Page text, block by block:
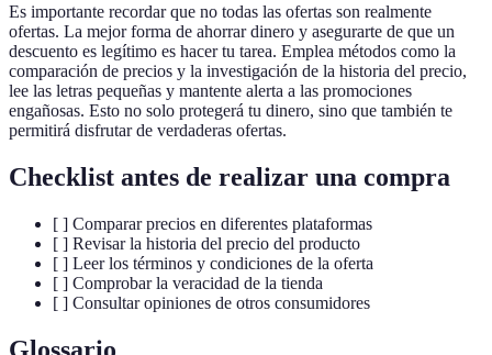
Es importante recordar que no todas las ofertas son realmente
ofertas. La mejor forma de ahorrar dinero y asegurarte de que un
descuento es legítimo es hacer tu tarea. Emplea métodos como la
comparación de precios y la investigación de la historia del precio,
lee las letras pequeñas y mantente alerta a las promociones
engañosas. Esto no solo protegerá tu dinero, sino que también te
permitirá disfrutar de verdaderas ofertas.
Checklist antes de realizar una compra
[ ] Comparar precios en diferentes plataformas
[ ] Revisar la historia del precio del producto
[ ] Leer los términos y condiciones de la oferta
[ ] Comprobar la veracidad de la tienda
[ ] Consultar opiniones de otros consumidores
Glossario